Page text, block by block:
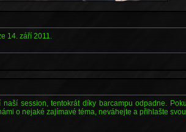
14. září 2011.
session, tentokrát díky barcampu odpadne.
o nejaké zajímavé téma, neváhejte a přihlašte